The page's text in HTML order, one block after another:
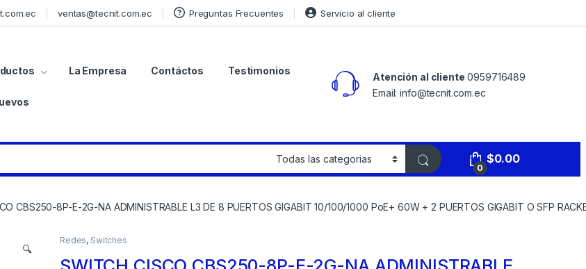
ventas@tecnit.com.ec Preguntas Frecuentes Servicio al cliente
La Empresa Contáctos Testimonios
Atención al cliente 0959716489
Email: info@tecnit.com.ec
0
$0.00
CBS250-8P-E-2G-NA ADMINISTRABLE L3 DE 8 PUERTOS GIGABIT 10/100/1000 PoE+ 60W + 2 PUERTOS GIGABIT O SFP
🔍
Redes, Switches